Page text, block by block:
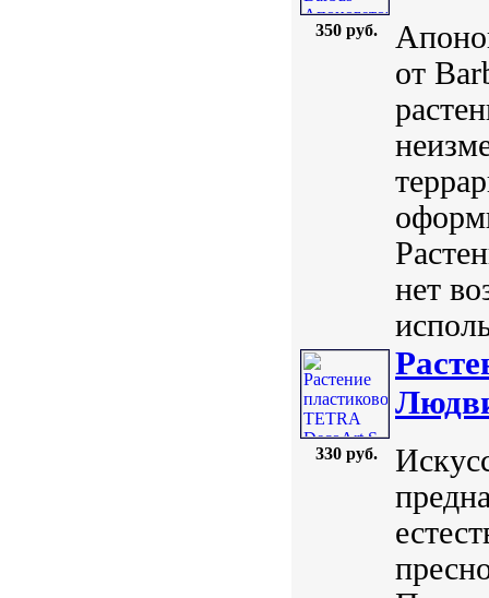
350 руб.
от
нет
330 руб.